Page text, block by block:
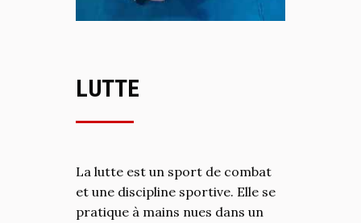
LUTTE
La lutte est un sport de combat
et une discipline sportive. Elle se
pratique à mains nues dans un